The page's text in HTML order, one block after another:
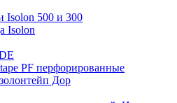
Isolon 500 и 300
Isolon
PF перфорированные
Дор